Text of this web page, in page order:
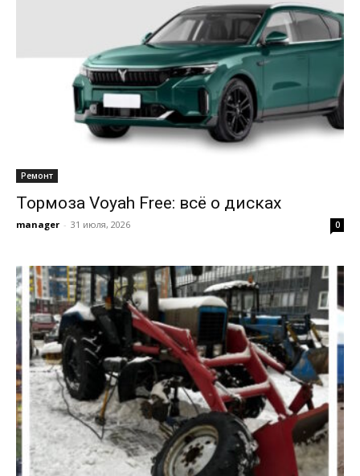
Ремонт
Тормоза Voyah Free: всё о дисках
manager - 31 июля, 2026 0